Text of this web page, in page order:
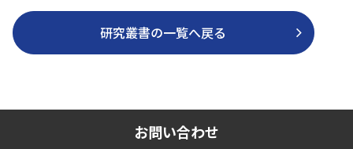
研究叢書の一覧へ戻る
お問い合わせ